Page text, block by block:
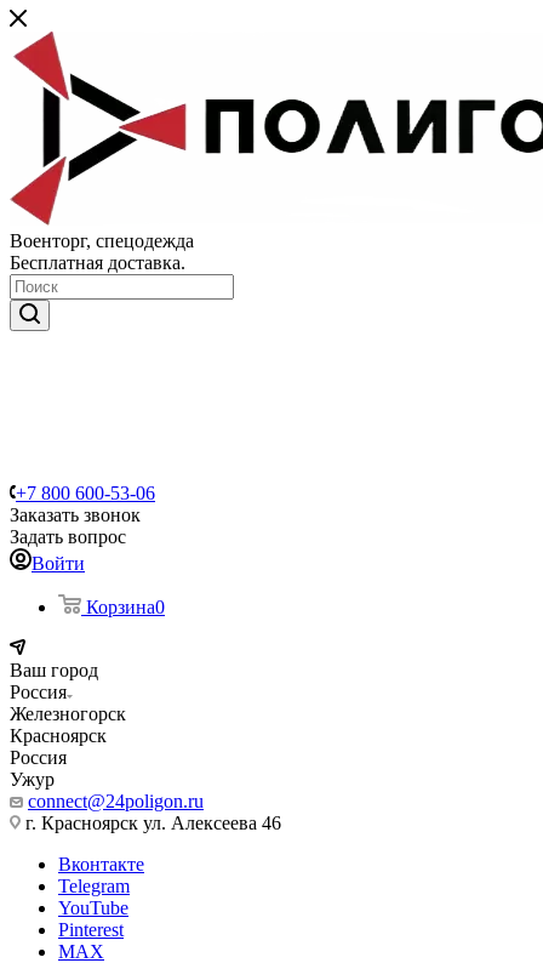
Военторг, спецодежда
Бесплатная доставка.
+7 800 600-53-06
Заказать звонок
Задать вопрос
Войти
Корзина0
Ваш город
Россия
Железногорск
Красноярск
Россия
Ужур
connect@24poligon.ru
г. Красноярск ул. Алексеева 46
Вконтакте
Telegram
YouTube
Pinterest
MAX